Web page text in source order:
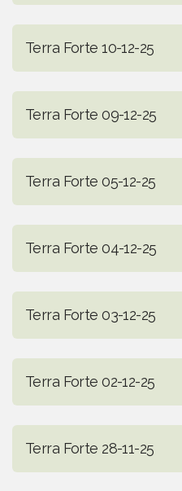
Terra Forte 10-12-25
Terra Forte 09-12-25
Terra Forte 05-12-25
Terra Forte 04-12-25
Terra Forte 03-12-25
Terra Forte 02-12-25
Terra Forte 28-11-25